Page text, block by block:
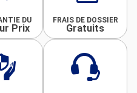
DU
Prix
FRAIS DE DOSSIER
Gratuits